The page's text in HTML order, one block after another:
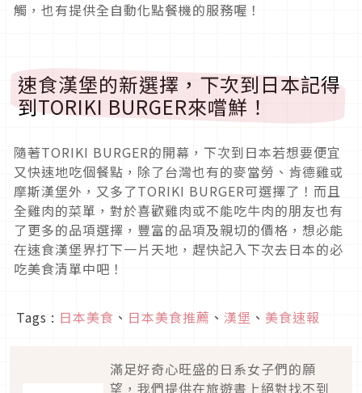
觸，也有提供全自動化點餐機的服務喔！
速食漢堡的新選擇，下次到日本記得
到TORIKI BURGER來嚐鮮！
隨著TORIKI BURGER的開幕，下次到日本若想要便宜
又快速地吃個餐點，除了台灣也有的麥當勞、肯德雞或
摩斯漢堡外，又多了TORIKI BURGER可選擇了！而且
全雞肉的菜單，對於喜歡雞肉或不能吃牛肉的朋友也有
了更多的品項選擇，豐富的品項及親切的價格，想必能
在速食漢堡界打下一片天地，趕快記入下次去日本的必
吃美食清單中吧！
Tags : 日本美食 、 日本美食推薦 、 漢堡 、 美食速報
滿足好奇心旺盛的日系女子們的願
望，我們提供在旅遊書上絕對找不到